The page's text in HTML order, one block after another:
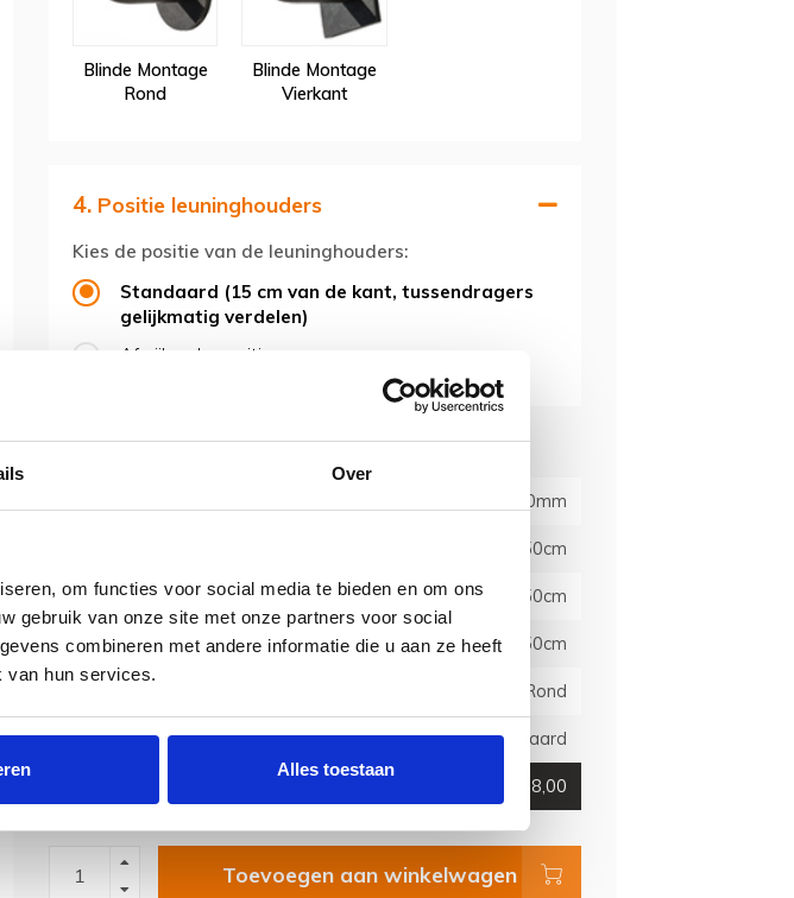
Over
om functies voor social media te bieden en om ons
gebruik van onze site met onze partners voor social
combineren met andere informatie die u aan ze heeft
van hun services.
Alles toestaan
Blinde Montage
Rond
Blinde Montage
Vierkant
4. Positie leuninghouders
Kies de positie van de leuninghouders:
Standaard (15 cm van de kant, tussendragers
gelijkmatig verdelen)
Afwijkende positie
Overzicht
20x20mm
50cm
Leuning 2 lengte 50cm
Leuning 3 lengte 50cm
Schroefmontage Rond
Positie leuninghouders Standaard
€1.418,00
Toevoegen aan winkelwagen